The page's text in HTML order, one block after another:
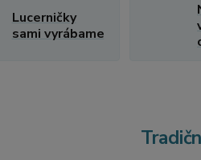
Lucerničky
sami vyrábame